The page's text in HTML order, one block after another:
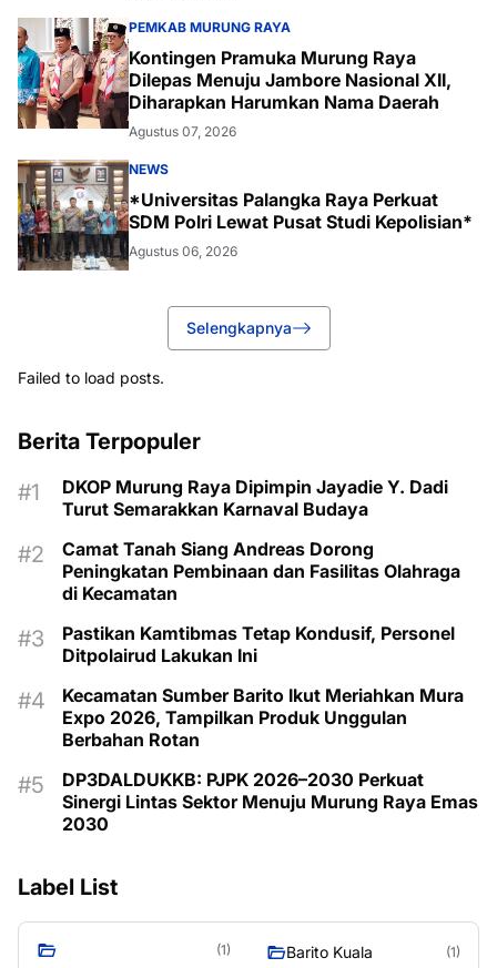
PEMKAB MURUNG RAYA
Kontingen Pramuka Murung Raya
Dilepas Menuju Jambore Nasional XII,
Diharapkan Harumkan Nama Daerah
Agustus 07, 2026
NEWS
*Universitas Palangka Raya Perkuat
SDM Polri Lewat Pusat Studi Kepolisian*
Agustus 06, 2026
Selengkapnya
Failed to load posts.
Berita Terpopuler
DKOP Murung Raya Dipimpin Jayadie Y. Dadi
Turut Semarakkan Karnaval Budaya
Camat Tanah Siang Andreas Dorong
Peningkatan Pembinaan dan Fasilitas Olahraga
di Kecamatan
Pastikan Kamtibmas Tetap Kondusif, Personel
Ditpolairud Lakukan Ini
Kecamatan Sumber Barito Ikut Meriahkan Mura
Expo 2026, Tampilkan Produk Unggulan
Berbahan Rotan
DP3DALDUKKB: PJPK 2026–2030 Perkuat
Sinergi Lintas Sektor Menuju Murung Raya Emas
2030
Label List
(1) Barito Kuala (1)